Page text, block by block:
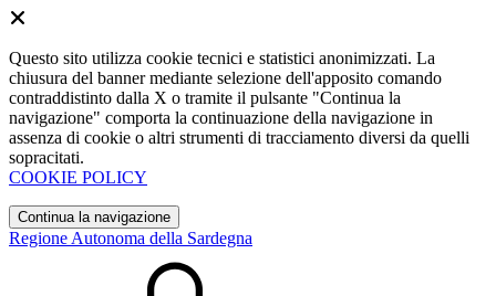
Questo sito utilizza cookie tecnici e statistici anonimizzati. La
chiusura del banner mediante selezione dell'apposito comando
contraddistinto dalla X o tramite il pulsante "Continua la
navigazione" comporta la continuazione della navigazione in
assenza di cookie o altri strumenti di tracciamento diversi da quelli
sopracitati.
COOKIE POLICY
Continua la navigazione
Regione Autonoma della Sardegna